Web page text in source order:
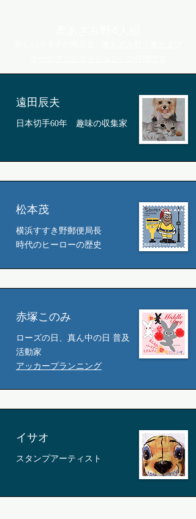
遠田辰夫
​日本切手60年 趣味の収集家
松本茂
横浜すすき野郵便局長
​時代のヒーローの歴史
赤塚このみ
ローズの日、真ん中の日 普及
活動家
​アッカープランニング
イサオ
スタンプアーティスト